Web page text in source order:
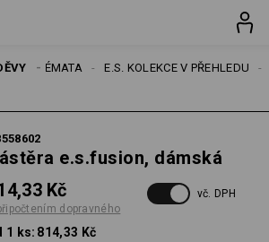
E.S. KOLEKCE V PŘEHLEDU
TÉMATA
e.s.fusion, dámská
Kč
dopravného
vč. DPH
1 ks: 814,33 Kč